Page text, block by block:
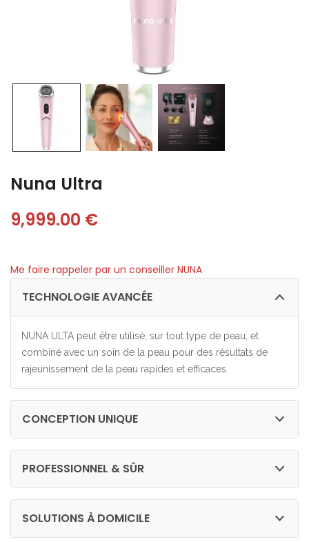
Nuna Ultra
9,999.00 €
Me faire rappeler par un conseiller NUNA
TECHNOLOGIE AVANCÉE
NUNA ULTA peut être utilisé, sur tout type de peau, et
combiné avec un soin de la peau pour des résultats de
rajeunissement de la peau rapides et efficaces.
CONCEPTION UNIQUE
PROFESSIONNEL & SÛR
SOLUTIONS À DOMICILE